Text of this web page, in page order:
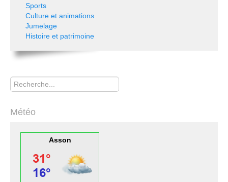
Sports
Culture et animations
Jumelage
Histoire et patrimoine
Rechercher
Météo
Asson